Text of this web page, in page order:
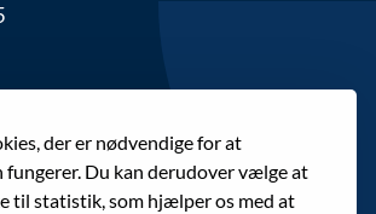
der er nødvendige for at
fungerer. Du kan derudover vælge at
til statistik, som hjælper os med at